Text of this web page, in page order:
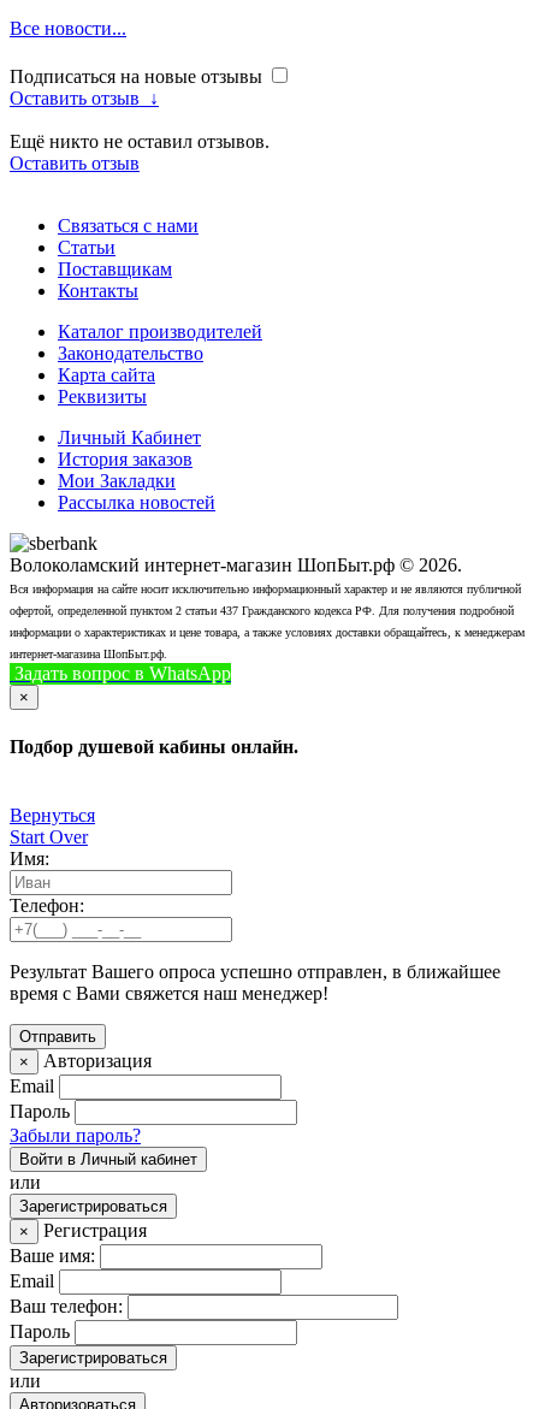
Все новости...
Подписаться на новые отзывы
Оставить отзыв
↓
Ещё никто не оставил отзывов.
Оставить отзыв
Связаться с нами
Статьи
Поставщикам
Контакты
Каталог производителей
Законодательство
Карта сайта
Реквизиты
Личный Кабинет
История заказов
Мои Закладки
Рассылка новостей
Волоколамский интернет-магазин ШопБыт.рф © 2026.
Вся информация на сайте носит исключительно информационный характер и не являются публичной
офертой, определенной пунктом 2 статьи 437 Гражданского кодекса РФ. Для получения подробной
информации о характеристиках и цене товара, а также условиях доставки обращайтесь, к менеджерам
интернет-магазина ШопБыт.рф.
Задать вопрос в WhatsApp
×
Подбор душевой кабины онлайн.
Вернуться
Start Over
Имя:
Телефон:
Результат Вашего опроса успешно отправлен, в ближайшее
время с Вами свяжется наш менеджер!
×
Авторизация
Email
Пароль
Забыли пароль?
Войти в Личный кабинет
или
Зарегистрироваться
×
Регистрация
Ваше имя:
Email
Ваш телефон:
Пароль
Зарегистрироваться
или
Авторизоваться